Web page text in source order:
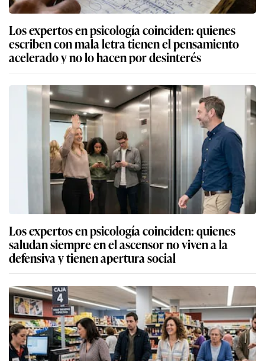
Los expertos en psicología coinciden: quienes
escriben con mala letra tienen el pensamiento
acelerado y no lo hacen por desinterés
Los expertos en psicología coinciden: quienes
saludan siempre en el ascensor no viven a la
defensiva y tienen apertura social